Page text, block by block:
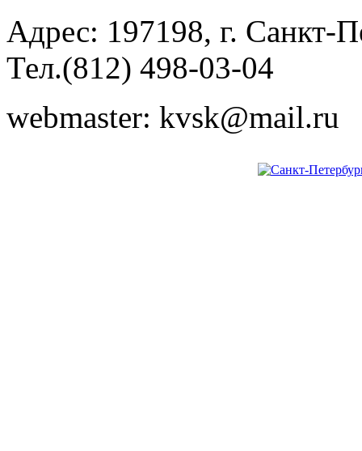
Адрес: 197198, г. Санкт-
Тел.(812) 498-03-04
webmaster: kvsk@mail.ru